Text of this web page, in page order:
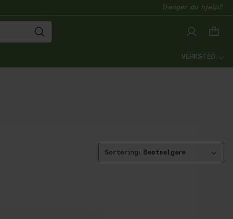
Trenger du hjelp?
VERKSTED
Bestselgere